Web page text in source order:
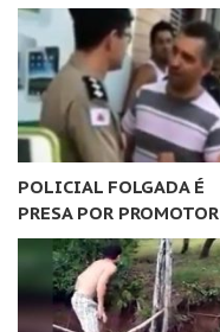
POLICIAL FOLGADA É
PRESA POR PROMOTOR